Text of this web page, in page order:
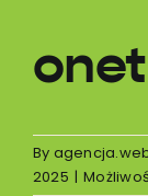
onet
By
2025 |